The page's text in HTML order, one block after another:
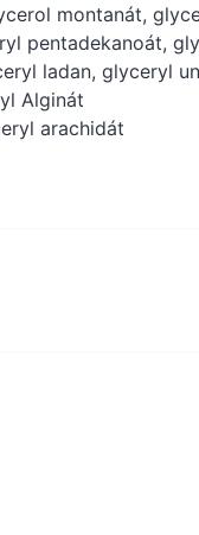
montanát,
pentadekanoát,
ladan, glyceryl
Alginát
arachidát